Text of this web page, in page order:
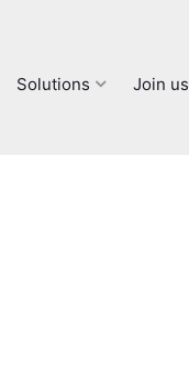
Solutions Join us